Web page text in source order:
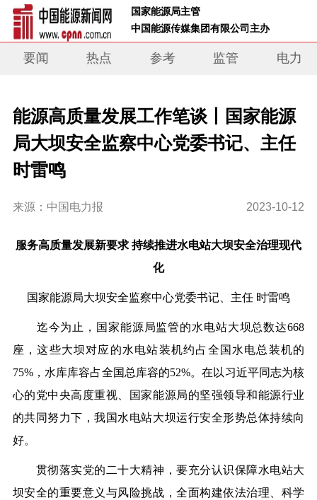
国家能源局主管
中国能源传媒集团有限公司主办
要闻 热点 参考 监管 电力
能源高质量发展工作笔谈丨国家能源
局大坝安全监察中心党委书记、主任
时雷鸣
来源：中国电力报 2023-10-12
服务高质量发展新要求 持续推进水电站大坝安全治理现代
化
国家能源局大坝安全监察中心党委书记、主任 时雷鸣
迄今为止，国家能源局监管的水电站大坝总数达668
座，这些大坝对应的水电站装机约占全国水电总装机的
75%，水库库容占全国总库容的52%。在以习近平同志为核
心的党中央高度重视、国家能源局的坚强领导和能源行业
的共同努力下，我国水电站大坝运行安全形势总体持续向
好。
贯彻落实党的二十大精神，要充分认识保障水电站大
坝安全的重要意义与风险挑战，全面构建依法治理、科学